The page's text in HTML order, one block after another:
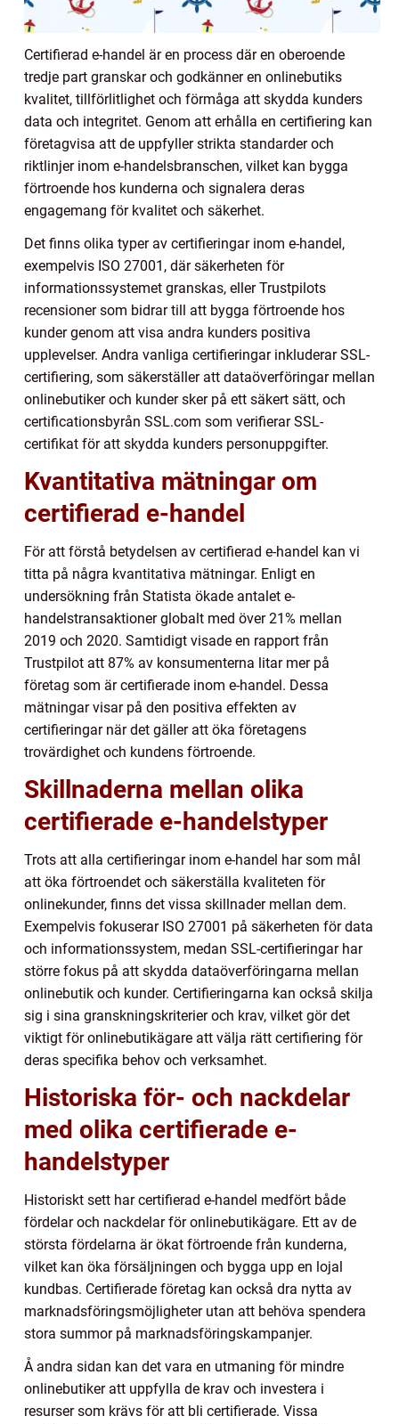
Certifierad e-handel är en process där en oberoende
tredje part granskar och godkänner en onlinebutiks
kvalitet, tillförlitlighet och förmåga att skydda kunders
data och integritet. Genom att erhålla en certifiering kan
företagvisa att de uppfyller strikta standarder och
riktlinjer inom e-handelsbranschen, vilket kan bygga
förtroende hos kunderna och signalera deras
engagemang för kvalitet och säkerhet.
Det finns olika typer av certifieringar inom e-handel,
exempelvis ISO 27001, där säkerheten för
informationssystemet granskas, eller Trustpilots
recensioner som bidrar till att bygga förtroende hos
kunder genom att visa andra kunders positiva
upplevelser. Andra vanliga certifieringar inkluderar SSL-
certifiering, som säkerställer att dataöverföringar mellan
onlinebutiker och kunder sker på ett säkert sätt, och
certificationsbyrån SSL.com som verifierar SSL-
certifikat för att skydda kunders personuppgifter.
Kvantitativa mätningar om
certifierad e-handel
För att förstå betydelsen av certifierad e-handel kan vi
titta på några kvantitativa mätningar. Enligt en
undersökning från Statista ökade antalet e-
handelstransaktioner globalt med över 21% mellan
2019 och 2020. Samtidigt visade en rapport från
Trustpilot att 87% av konsumenterna litar mer på
företag som är certifierade inom e-handel. Dessa
mätningar visar på den positiva effekten av
certifieringar när det gäller att öka företagens
trovärdighet och kundens förtroende.
Skillnaderna mellan olika
certifierade e-handelstyper
Trots att alla certifieringar inom e-handel har som mål
att öka förtroendet och säkerställa kvaliteten för
onlinekunder, finns det vissa skillnader mellan dem.
Exempelvis fokuserar ISO 27001 på säkerheten för data
och informationssystem, medan SSL-certifieringar har
större fokus på att skydda dataöverföringarna mellan
onlinebutik och kunder. Certifieringarna kan också skilja
sig i sina granskningskriterier och krav, vilket gör det
viktigt för onlinebutikägare att välja rätt certifiering för
deras specifika behov och verksamhet.
Historiska för- och nackdelar
med olika certifierade e-
handelstyper
Historiskt sett har certifierad e-handel medfört både
fördelar och nackdelar för onlinebutikägare. Ett av de
största fördelarna är ökat förtroende från kunderna,
vilket kan öka försäljningen och bygga upp en lojal
kundbas. Certifierade företag kan också dra nytta av
marknadsföringsmöjligheter utan att behöva spendera
stora summor på marknadsföringskampanjer.
Å andra sidan kan det vara en utmaning för mindre
onlinebutiker att uppfylla de krav och investera i
resurser som krävs för att bli certifierade. Vissa